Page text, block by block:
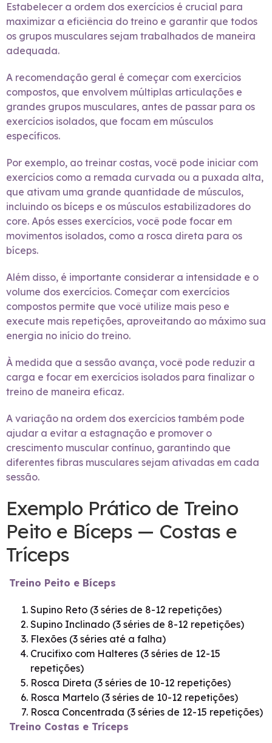
Estabelecer a ordem dos exercícios é crucial para
maximizar a eficiência do treino e garantir que todos
os grupos musculares sejam trabalhados de maneira
adequada.
A recomendação geral é começar com exercícios
compostos, que envolvem múltiplas articulações e
grandes grupos musculares, antes de passar para os
exercícios isolados, que focam em músculos
específicos.
Por exemplo, ao treinar costas, você pode iniciar com
exercícios como a remada curvada ou a puxada alta,
que ativam uma grande quantidade de músculos,
incluindo os bíceps e os músculos estabilizadores do
core. Após esses exercícios, você pode focar em
movimentos isolados, como a rosca direta para os
bíceps.
Além disso, é importante considerar a intensidade e o
volume dos exercícios. Começar com exercícios
compostos permite que você utilize mais peso e
execute mais repetições, aproveitando ao máximo sua
energia no início do treino.
À medida que a sessão avança, você pode reduzir a
carga e focar em exercícios isolados para finalizar o
treino de maneira eficaz.
A variação na ordem dos exercícios também pode
ajudar a evitar a estagnação e promover o
crescimento muscular contínuo, garantindo que
diferentes fibras musculares sejam ativadas em cada
sessão.
Exemplo Prático de Treino
Peito e Bíceps — Costas e
Tríceps
Treino Peito e Bíceps
Supino Reto (3 séries de 8-12 repetições)
Supino Inclinado (3 séries de 8-12 repetições)
Flexões (3 séries até a falha)
Crucifixo com Halteres (3 séries de 12-15
repetições)
Rosca Direta (3 séries de 10-12 repetições)
Rosca Martelo (3 séries de 10-12 repetições)
Rosca Concentrada (3 séries de 12-15 repetições)
Treino Costas e Tríceps